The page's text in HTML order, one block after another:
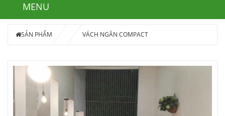
MENU
SẢN PHẨM VÁCH NGĂN COMPACT